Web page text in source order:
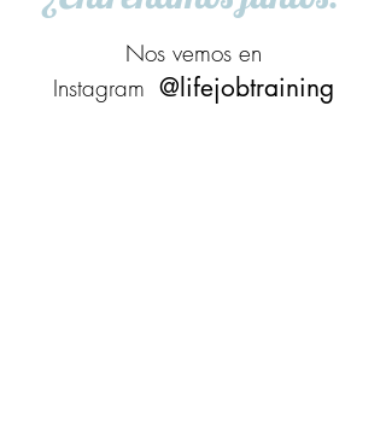
Nos vemos en
Instagram @lifejobtraining